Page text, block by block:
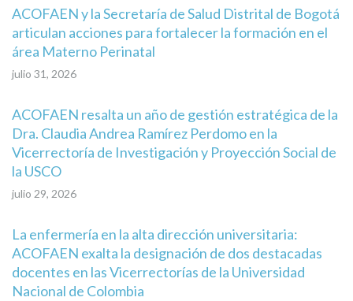
ACOFAEN y la Secretaría de Salud Distrital de Bogotá
articulan acciones para fortalecer la formación en el
área Materno Perinatal
julio 31, 2026
ACOFAEN resalta un año de gestión estratégica de la
Dra. Claudia Andrea Ramírez Perdomo en la
Vicerrectoría de Investigación y Proyección Social de
la USCO
julio 29, 2026
La enfermería en la alta dirección universitaria:
ACOFAEN exalta la designación de dos destacadas
docentes en las Vicerrectorías de la Universidad
Nacional de Colombia